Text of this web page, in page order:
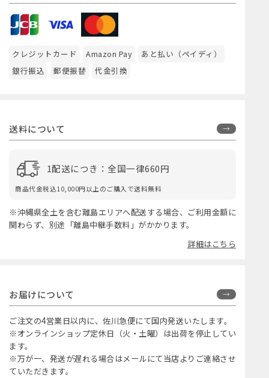
クレジットカード Amazon Pay
あと払い（ペイディ）
銀行振込
郵便振替 代金引換
送料について
1配送につき：全国一律660円
商品代金税込10,000円以上のご購入で送料無料
※沖縄県全土を含む離島エリアへ配送する場合、ご利用金額に
関わらず、別途「離島中継手数料」がかかります。
詳細はこちら
お届けについて
ご注文の4営業日以内に、佐川急便にて国内発送いたします。
※オンラインショップ定休日（火・土曜）は出荷を停止してい
ます。
※万が一、発送が遅れる場合はメールにて当店よりご連絡させ
ていただきます。